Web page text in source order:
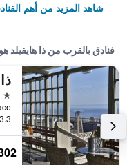
شاهد المزيد من أهم
فنادق بالقرب من ذا هايفيلد
4 نجوم
13.3 كيلومتر عن
302